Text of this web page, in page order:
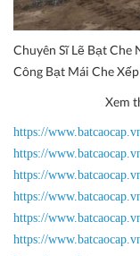
Chuyên Sĩ Lẽ Bạt Che
Công Bạt Mái Che
Xem
https://
https://
https://
https://
https://
https://